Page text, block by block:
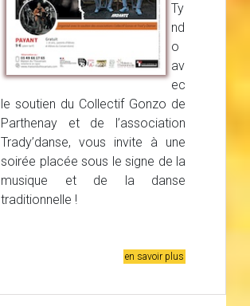
Ty
nd
o
av
ec
le soutien du Collectif Gonzo de
Parthenay et de l’association
Trady’danse, vous invite à une
soirée placée sous le signe de la
musique et de la danse
traditionnelle !
en savoir plus